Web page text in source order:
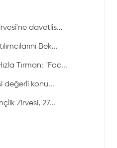
davetlis...
Bek...
Tırman: "Foc...
değerli konu...
Zirvesi, 27...